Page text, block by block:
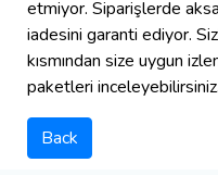
etmiyor. Siparişlerde
iadesini garanti ediyor.
kısmından size uygun
paketleri inceleyebilirsiniz.
Back